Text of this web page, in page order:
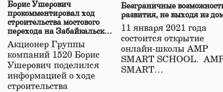
Борис Ушерович
прокомментировал ход
строительства мостового
перехода на Забайкальской
железной дороге
Акционер Группы
компаний 1520 Борис
Ушерович поделился
информацией о ходе
строительства
Безграничные
развития, не выходя из
11 января 2021 года
состоится открытие
онлайн-школы АМР
SMART SCHOOL.
SMART…